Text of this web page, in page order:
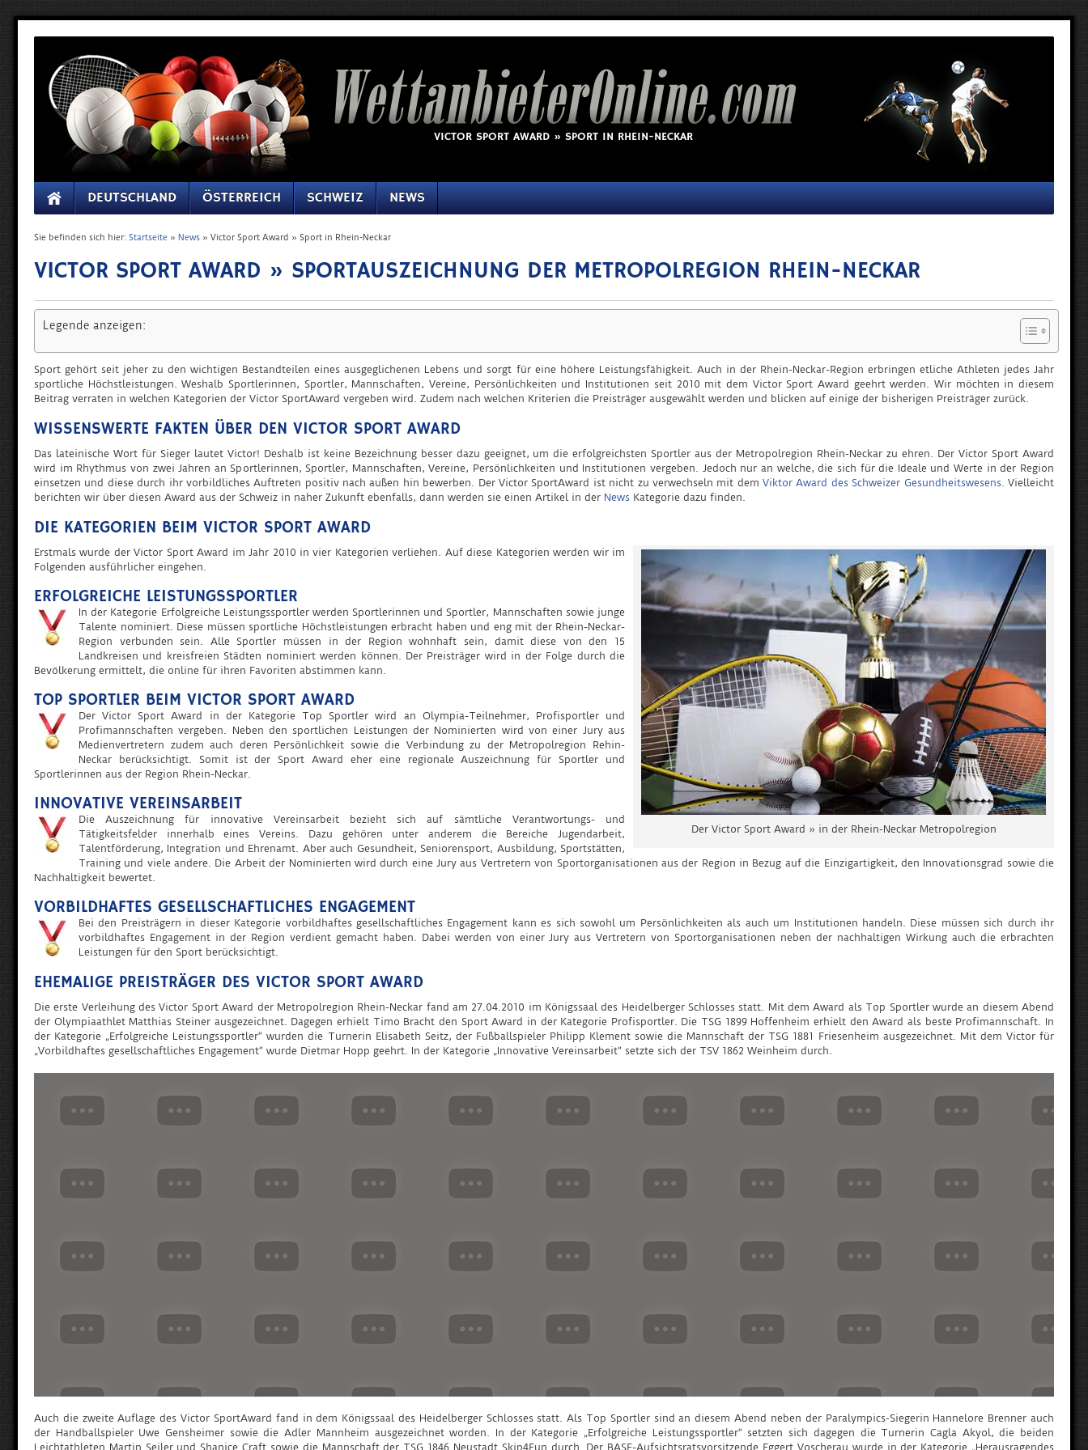
VICTOR SPORT AWARD » SPORT IN RHEIN-NECKAR
DEUTSCHLAND ÖSTERREICH SCHWEIZ NEWS
Sie befinden sich hier: Startseite » News » Victor Sport Award » Sport in Rhein-Neckar
VICTOR SPORT AWARD » SPORTAUSZEICHNUNG DER METROPOLREGION RHEIN-NECKAR
Legende anzeigen:
Sport gehört seit jeher zu den wichtigen Bestandteilen eines ausgeglichenen Lebens und sorgt für eine höhere Leistungsfähigkeit. Auch in der Rhein-Neckar-Region erbringen etliche Athleten jedes Jahr
sportliche Höchstleistungen. Weshalb Sportlerinnen, Sportler, Mannschaften, Vereine, Persönlichkeiten und Institutionen seit 2010 mit dem Victor Sport Award geehrt werden. Wir möchten in diesem
Beitrag verraten in welchen Kategorien der Victor SportAward vergeben wird. Zudem nach welchen Kriterien die Preisträger ausgewählt werden und blicken auf einige der bisherigen Preisträger zurück.
WISSENSWERTE FAKTEN ÜBER DEN VICTOR SPORT AWARD
Das lateinische Wort für Sieger lautet Victor! Deshalb ist keine Bezeichnung besser dazu geeignet, um die erfolgreichsten Sportler aus der Metropolregion Rhein-Neckar zu ehren. Der Victor Sport Award
wird im Rhythmus von zwei Jahren an Sportlerinnen, Sportler, Mannschaften, Vereine, Persönlichkeiten und Institutionen vergeben. Jedoch nur an welche, die sich für die Ideale und Werte in der Region
einsetzen und diese durch ihr vorbildliches Auftreten positiv nach außen hin bewerben. Der Victor SportAward ist nicht zu verwechseln mit demViktor Award des Schweizer Gesundheitswesens. Vielleicht
berichten wir über diesen Award aus der Schweiz in naher Zukunft ebenfalls, dann werden sie einen Artikel in der News Kategorie dazu finden.
DIE KATEGORIEN BEIM VICTOR SPORT AWARD
Der Victor Sport Award » in der Rhein-Neckar Metropolregion
Erstmals wurde der Victor Sport Award im Jahr 2010 in vier Kategorien verliehen. Auf diese Kategorien werden wir im
Folgenden ausführlicher eingehen.
ERFOLGREICHE LEISTUNGSSPORTLER
In der Kategorie Erfolgreiche Leistungssportler werden Sportlerinnen und Sportler, Mannschaften sowie junge
Talente nominiert. Diese müssen sportliche Höchstleistungen erbracht haben und eng mit der Rhein-Neckar-
Region verbunden sein. Alle Sportler müssen in der Region wohnhaft sein, damit diese von den 15
Landkreisen und kreisfreien Städten nominiert werden können. Der Preisträger wird in der Folge durch die
Bevölkerung ermittelt, die online für ihren Favoriten abstimmen kann.
TOP SPORTLER BEIM VICTOR SPORT AWARD
Der Victor Sport Award in der Kategorie Top Sportler wird an Olympia-Teilnehmer, Profisportler und
Profimannschaften vergeben. Neben den sportlichen Leistungen der Nominierten wird von einer Jury aus
Medienvertretern zudem auch deren Persönlichkeit sowie die Verbindung zu der Metropolregion Rehin-
Neckar berücksichtigt. Somit ist der Sport Award eher eine regionale Auszeichnung für Sportler und
Sportlerinnen aus der Region Rhein-Neckar.
INNOVATIVE VEREINSARBEIT
Die Auszeichnung für innovative Vereinsarbeit bezieht sich auf sämtliche Verantwortungs- und
Tätigkeitsfelder innerhalb eines Vereins. Dazu gehören unter anderem die Bereiche Jugendarbeit,
Talentförderung, Integration und Ehrenamt. Aber auch Gesundheit, Seniorensport, Ausbildung, Sportstätten,
Training und viele andere. Die Arbeit der Nominierten wird durch eine Jury aus Vertretern von Sportorganisationen aus der Region in Bezug auf die Einzigartigkeit, den Innovationsgrad sowie die
Nachhaltigkeit bewertet.
VORBILDHAFTES GESELLSCHAFTLICHES ENGAGEMENT
Bei den Preisträgern in dieser Kategorie vorbildhaftes gesellschaftliches Engagement kann es sich sowohl um Persönlichkeiten als auch um Institutionen handeln. Diese müssen sich durch ihr
vorbildhaftes Engagement in der Region verdient gemacht haben. Dabei werden von einer Jury aus Vertretern von Sportorganisationen neben der nachhaltigen Wirkung auch die erbrachten
Leistungen für den Sport berücksichtigt.
EHEMALIGE PREISTRÄGER DES VICTOR SPORT AWARD
Die erste Verleihung des Victor Sport Award der Metropolregion Rhein-Neckar fand am 27.04.2010 im Königssaal des Heidelberger Schlosses statt. Mit dem Award als Top Sportler wurde an diesem Abend
der Olympiaathlet Matthias Steiner ausgezeichnet. Dagegen erhielt Timo Bracht den Sport Award in der Kategorie Profisportler. Die TSG 1899 Hoffenheim erhielt den Award als beste Profimannschaft. In
der Kategorie „Erfolgreiche Leistungssportler“ wurden die Turnerin Elisabeth Seitz, der Fußballspieler Philipp Klement sowie die Mannschaft der TSG 1881 Friesenheim ausgezeichnet. Mit dem Victor für
„Vorbildhaftes gesellschaftliches Engagement“ wurde Dietmar Hopp geehrt. In der Kategorie „Innovative Vereinsarbeit“ setzte sich der TSV 1862 Weinheim durch.
Auch die zweite Auflage des Victor SportAward fand in dem Königssaal des Heidelberger Schlosses statt. Als Top Sportler sind an diesem Abend neben der Paralympics-Siegerin Hannelore Brenner auch
der Handballspieler Uwe Gensheimer sowie die Adler Mannheim ausgezeichnet worden. In der Kategorie „Erfolgreiche Leistungssportler“ setzten sich dagegen die Turnerin Cagla Akyol, die beiden
Leichtathleten Martin Seiler und Shanice Craft sowie die Mannschaft der TSG 1846 Neustadt Skip4Fun durch. Der BASF-Aufsichtsratsvorsitzende Eggert Voscherau wurde in der Kategorie „Herausragendes